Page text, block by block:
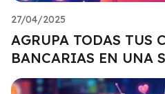
27/04/2025
AGRUPA TODAS TUS
BANCARIAS EN UNA